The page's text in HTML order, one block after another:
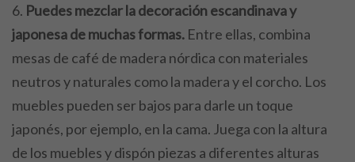
Puedes mezclar la decoración escandinava y
japonesa de muchas formas. Entre ellas, combina
mesas de café de madera nórdica con materiales
neutros y naturales como la madera y el corcho. Los
muebles pueden ser bajos para darle un toque
japonés, por ejemplo, en la cama. Juega con la altura
de los muebles y dispón piezas a diferentes alturas